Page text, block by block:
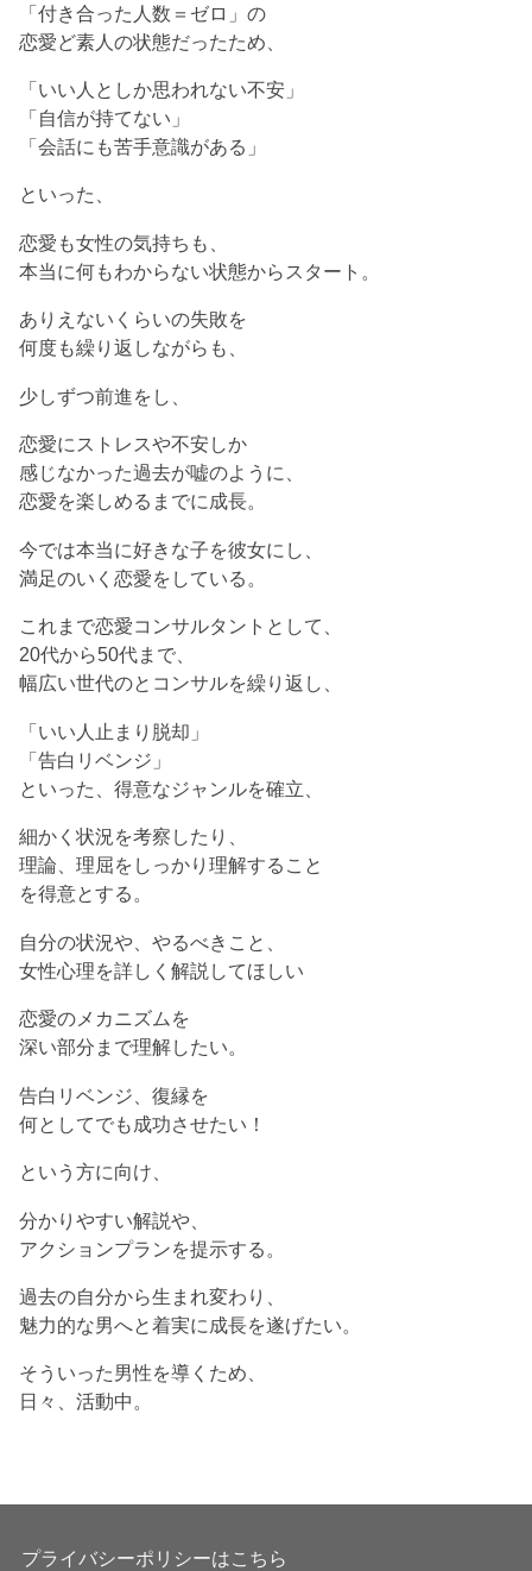
「付き合った人数＝ゼロ」の
恋愛ど素人の状態だったため、
「いい人としか思われない不安」
「自信が持てない」
「会話にも苦手意識がある」
といった、
恋愛も女性の気持ちも、
本当に何もわからない状態からスタート。
ありえないくらいの失敗を
何度も繰り返しながらも、
少しずつ前進をし、
恋愛にストレスや不安しか
感じなかった過去が嘘のように、
恋愛を楽しめるまでに成長。
今では本当に好きな子を彼女にし、
満足のいく恋愛をしている。
これまで恋愛コンサルタントとして、
20代から50代まで、
幅広い世代のとコンサルを繰り返し、
「いい人止まり脱却」
「告白リベンジ」
といった、得意なジャンルを確立、
細かく状況を考察したり、
理論、理屈をしっかり理解すること
を得意とする。
自分の状況や、やるべきこと、
女性心理を詳しく解説してほしい
恋愛のメカニズムを
深い部分まで理解したい。
告白リベンジ、復縁を
何としてでも成功させたい！
という方に向け、
分かりやすい解説や、
アクションプランを提示する。
過去の自分から生まれ変わり、
魅力的な男へと着実に成長を遂げたい。
そういった男性を導くため、
日々、活動中。
プライバシーポリシーはこちら